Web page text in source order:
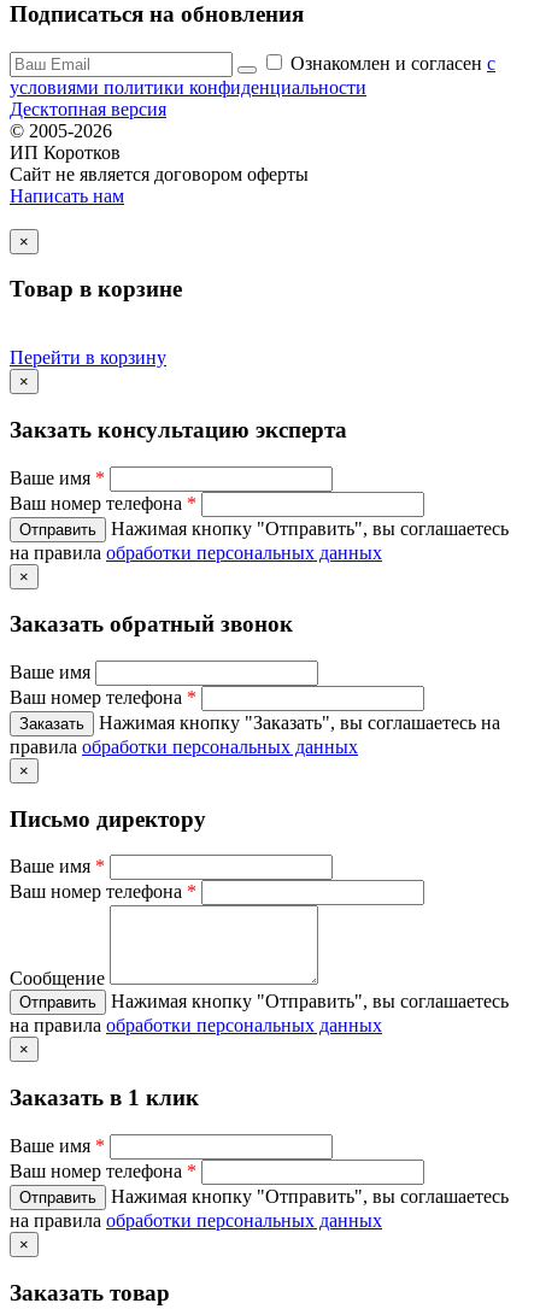
Подписаться на обновления
Ознакомлен и согласен c
условиями политики конфиденциальности
Десктопная версия
© 2005-2026
ИП Коротков
Сайт не является договором оферты
Написать нам
×
Товар в корзине
Перейти в корзину
×
Закзать консультацию эксперта
Ваше имя *
Ваш номер телефона *
Нажимая кнопку "Отправить", вы соглашаетесь
на правила обработки персональных данных
×
Заказать обратный звонок
Ваше имя
Ваш номер телефона *
Нажимая кнопку "Заказать", вы соглашаетесь на
правила обработки персональных данных
×
Письмо директору
Ваше имя *
Ваш номер телефона *
Сообщение
Нажимая кнопку "Отправить", вы соглашаетесь
на правила обработки персональных данных
×
Заказать в 1 клик
Ваше имя *
Ваш номер телефона *
Нажимая кнопку "Отправить", вы соглашаетесь
на правила обработки персональных данных
×
Заказать товар